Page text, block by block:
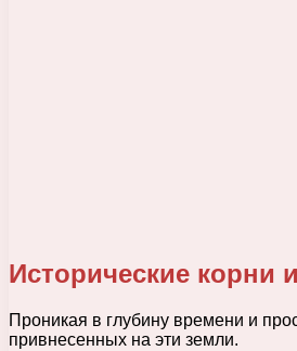
Исторические корни
Проникая в глубину времени и
привнесенных на эти земли.